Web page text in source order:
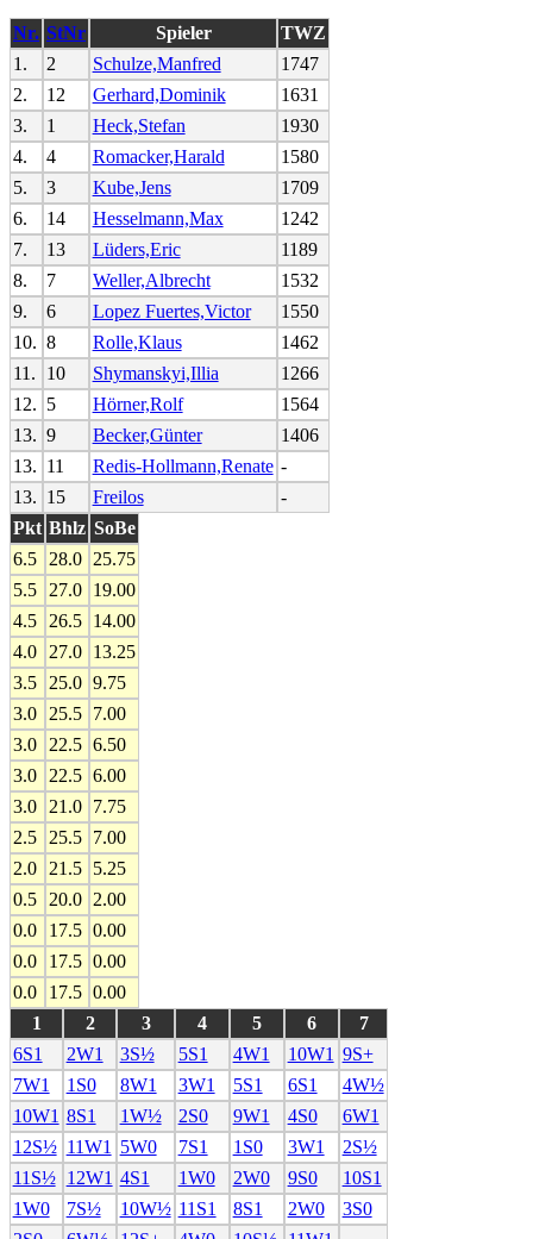
Nr. StNr Spieler
TWZ
1.
2 Schulze,Manfred
1747
2.
12 Gerhard,Dominik
1631
3.
1 Heck,Stefan
1930
4.
4 Romacker,Harald
1580
5.
3 Kube,Jens
1709
6.
14 Hesselmann,Max
1242
7.
13 Lüders,Eric
1189
8.
7 Weller,Albrecht
1532
9.
6 Lopez Fuertes,Victor
1550
10. 8 Rolle,Klaus
1462
11.
10 Shymanskyi,Illia
1266
12. 5 Hörner,Rolf
1564
13. 9 Becker,Günter
1406
13. 11 Redis-Hollmann,Renate -
13. 15 Freilos
-
Pkt Bhlz SoBe
6.5
28.0
25.75
5.5
27.0
19.00
4.5
26.5
14.00
4.0
27.0
13.25
3.5
25.0 9.75
3.0
25.5
7.00
3.0
22.5 6.50
3.0
22.5 6.00
3.0
21.0
7.75
2.5
25.5
7.00
2.0
21.5
5.25
0.5
20.0
2.00
0.0
17.5 0.00
0.0
17.5 0.00
0.0
17.5 0.00
1
2 3 4 5 6
7
6S1
2W1 3S½ 5S1 4W1 10W1 9S+
7W1
1S0 8W1 3W1 5S1 6S1
4W½
10W1 8S1 1W½ 2S0 9W1 4S0
6W1
12S½ 11W1 5W0 7S1 1S0 3W1
2S½
11S½
12W1 4S1 1W0 2W0 9S0
10S1
1W0
7S½ 10W½ 11S1 8S1 2W0
3S0